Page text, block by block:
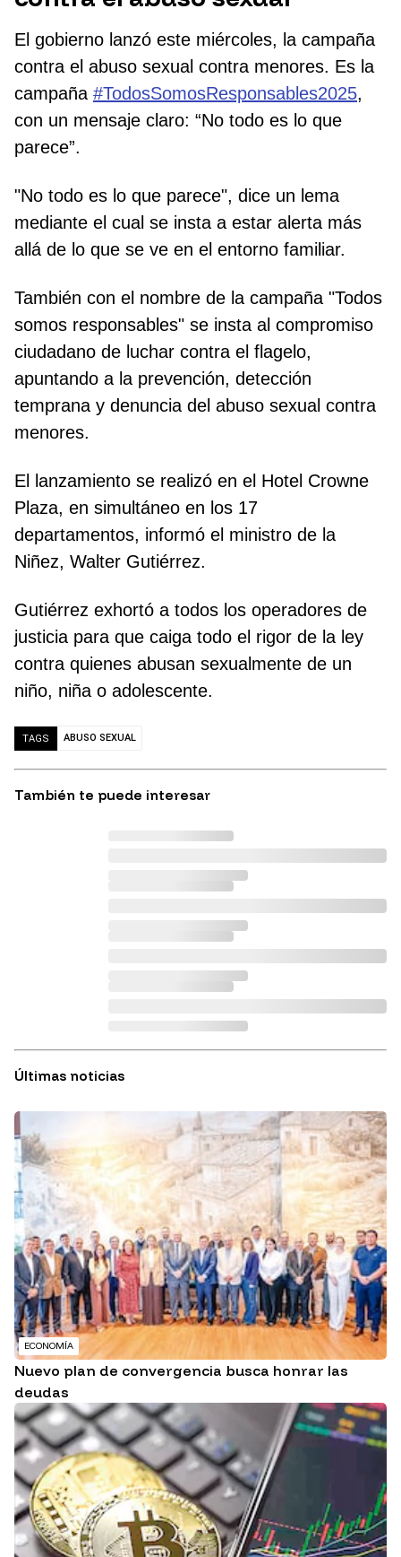
El gobierno lanzó este miércoles, la campaña
contra el abuso sexual contra menores. Es la
campaña #TodosSomosResponsables2025,
con un mensaje claro: “No todo es lo que
parece”.
"No todo es lo que parece", dice un lema
mediante el cual se insta a estar alerta más
allá de lo que se ve en el entorno familiar.
También con el nombre de la campaña "Todos
somos responsables" se insta al compromiso
ciudadano de luchar contra el flagelo,
apuntando a la prevención, detección
temprana y denuncia del abuso sexual contra
menores.
El lanzamiento se realizó en el Hotel Crowne
Plaza, en simultáneo en los 17
departamentos, informó el ministro de la
Niñez, Walter Gutiérrez.
Gutiérrez exhortó a todos los operadores de
justicia para que caiga todo el rigor de la ley
contra quienes abusan sexualmente de un
niño, niña o adolescente.
TAGS ABUSO SEXUAL
También te puede interesar
Últimas noticias
ECONOMÍA
Nuevo plan de convergencia busca honrar las
deudas